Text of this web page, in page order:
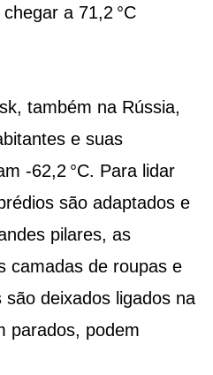
a 71,2 °C
também na Rússia,
e suas
-62,2 °C. Para lidar
são adaptados e
pilares, as
camadas de roupas e
deixados ligados na
parados, podem